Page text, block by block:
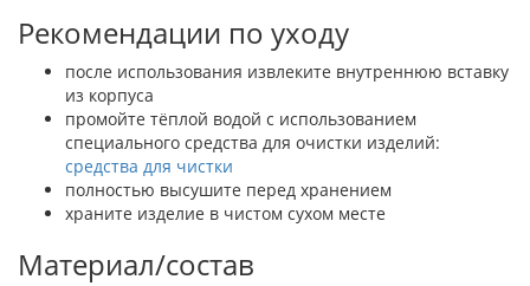
Рекомендации по уходу
после использования извлеките внутреннюю вставку
из корпуса
промойте тёплой водой с использованием
специального средства для очистки изделий:
средства для чистки
полностью высушите перед хранением
храните изделие в чистом сухом месте
Материал/состав